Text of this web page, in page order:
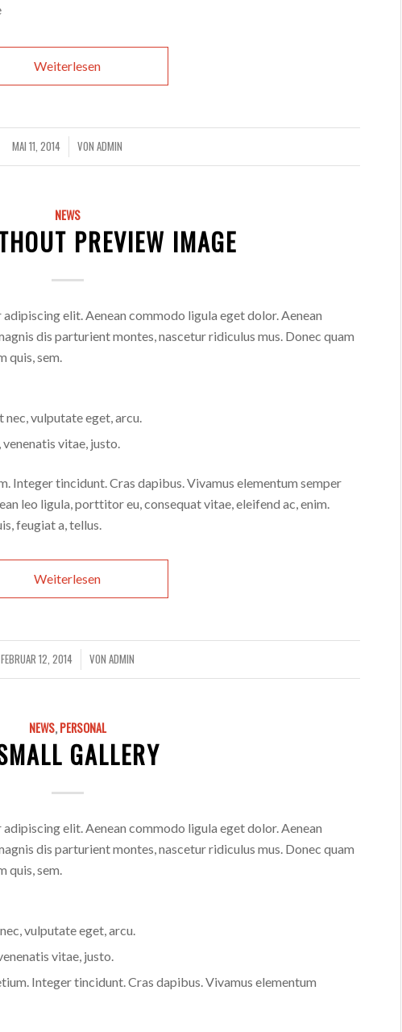
Weiterlesen
MAI 11, 2014
/ VONADMIN
NEWS
PREVIEW IMAGE
elit. Aenean commodo ligula eget dolor. Aenean
dis parturient montes, nascetur ridiculus mus. Donec quam
quis, sem.
vulputate eget, arcu.
vitae, justo.
Integer tincidunt. Cras dapibus. Vivamus elementum semper
leo ligula, porttitor eu, consequat vitae, eleifend ac, enim.
feugiat a, tellus.
Weiterlesen
FEBRUAR 12, 2014
/ VON ADMIN
NEWS,PERSONAL
GALLERY
elit. Aenean commodo ligula eget dolor. Aenean
dis parturient montes, nascetur ridiculus mus. Donec quam
quis, sem.
vulputate eget, arcu.
vitae, justo.
Integer tincidunt. Cras dapibus. Vivamus elementum